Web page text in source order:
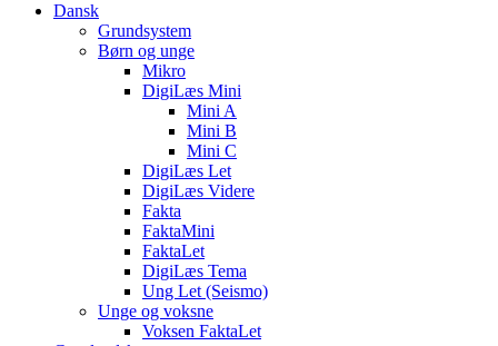
Dansk
Grundsystem
Børn og unge
Mikro
DigiLæs Mini
Mini A
Mini B
Mini C
DigiLæs Let
DigiLæs Videre
Fakta
FaktaMini
FaktaLet
DigiLæs Tema
Ung Let (Seismo)
Unge og voksne
Voksen FaktaLet